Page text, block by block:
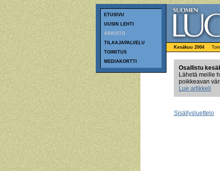
ETUSIVU
UUSIN LEHTI
ARKISTO
TILAAJAPALVELU
TOIMITUS
MEDIAKORTTI
Kesäkuu 2004
Osallistu
Lähetä meille
poikkeavan
Lue artikkeli
Sisällysluettelo